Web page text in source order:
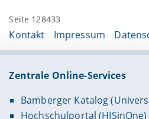
Seite 128433
Kontakt Impressum
Zentrale Online-Services
Bamberger Katalog
Hochschulportal (HISinOne)